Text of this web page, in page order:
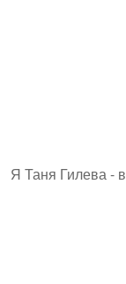
Я Таня Гилева -